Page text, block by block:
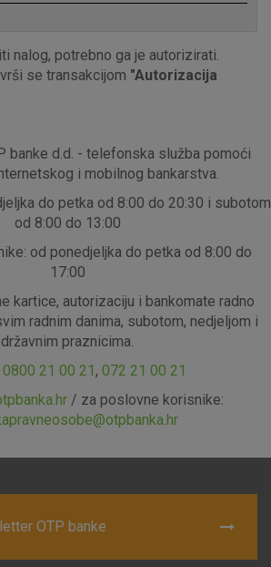
nalog, potrebno ga je autorizirati.
se transakcijom "Autorizacija
banke d.d. - telefonska služba pomoći
i mobilnog bankarstva.
do petka od 8:00 do 20:30 i subotom
od 8:00 do 13:00
od ponedjeljka do petka od 8:00 do
17:00
kartice, autorizaciju i bankomate radno
radnim danima, subotom, nedjeljom i
državnim praznicima.
0800 21 00 21, 072 21 00 21
/ za poslovne korisnike:
OTP banke
o kolačićima